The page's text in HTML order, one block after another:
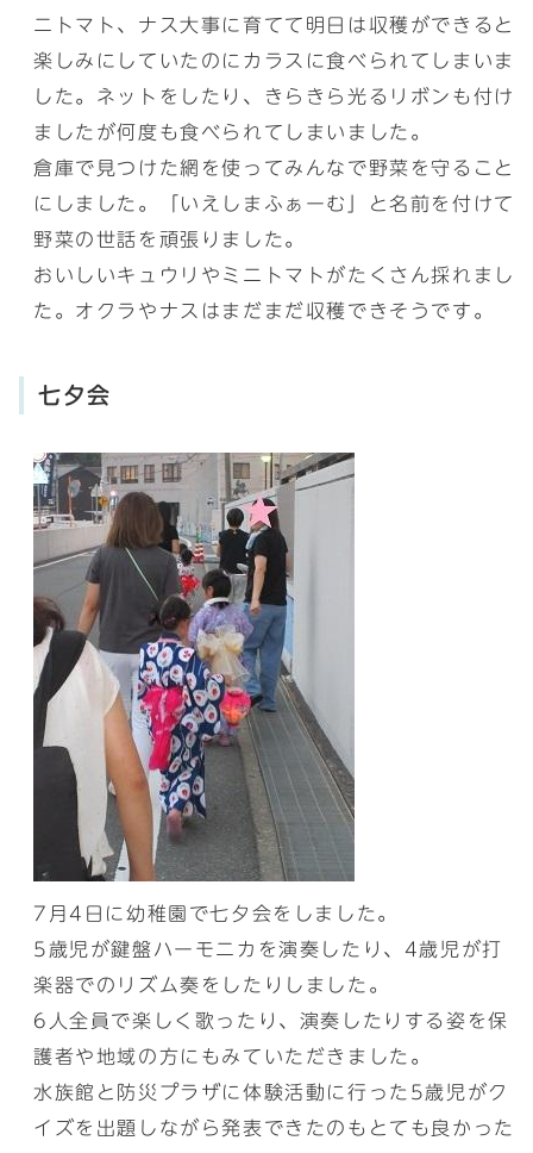
ニトマト、ナス大事に育てて明日は収穫ができると
楽しみにしていたのにカラスに食べられてしまいま
した。ネットをしたり、きらきら光るリボンも付け
ましたが何度も食べられてしまいました。
倉庫で見つけた網を使ってみんなで野菜を守ること
にしました。「いえしまふぁーむ」と名前を付けて
野菜の世話を頑張りました。
おいしいキュウリやミニトマトがたくさん採れまし
た。オクラやナスはまだまだ収穫できそうです。
七夕会
7月4日に幼稚園で七夕会をしました。
5歳児が鍵盤ハーモニカを演奏したり、4歳児が打
楽器でのリズム奏をしたりしました。
6人全員で楽しく歌ったり、演奏したりする姿を保
護者や地域の方にもみていただきました。
水族館と防災プラザに体験活動に行った5歳児がク
イズを出題しながら発表できたのもとても良かった